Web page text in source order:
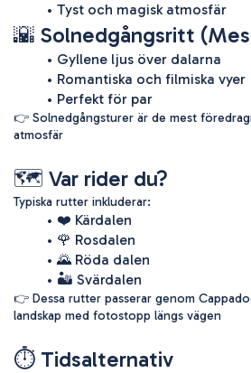
Tyst och magisk atmosfär
🌇 Solnedgångsritt
Gyllene ljus över dalarna
Romantiska och filmiska vyer
Perfekt för par
👉 Solnedgångsturer är de mest
atmosfär
🗺️ Var rider du?
Typiska rutter inkluderar:
❤️ Kärdalen
🌹 Rosdalen
🌄 Röda dalen
🏜️ Svärdalen
👉 Dessa rutter passerar genom
landskap med fotostopp längs vägen
⏱️ Tidsalternativ